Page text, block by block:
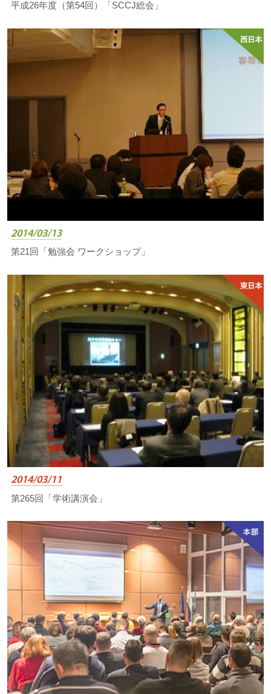
平成26年度（第54回）「SCCJ総会」
2014/03/13
第21回「勉強会 ワークショップ」
2014/03/11
第265回「学術講演会」